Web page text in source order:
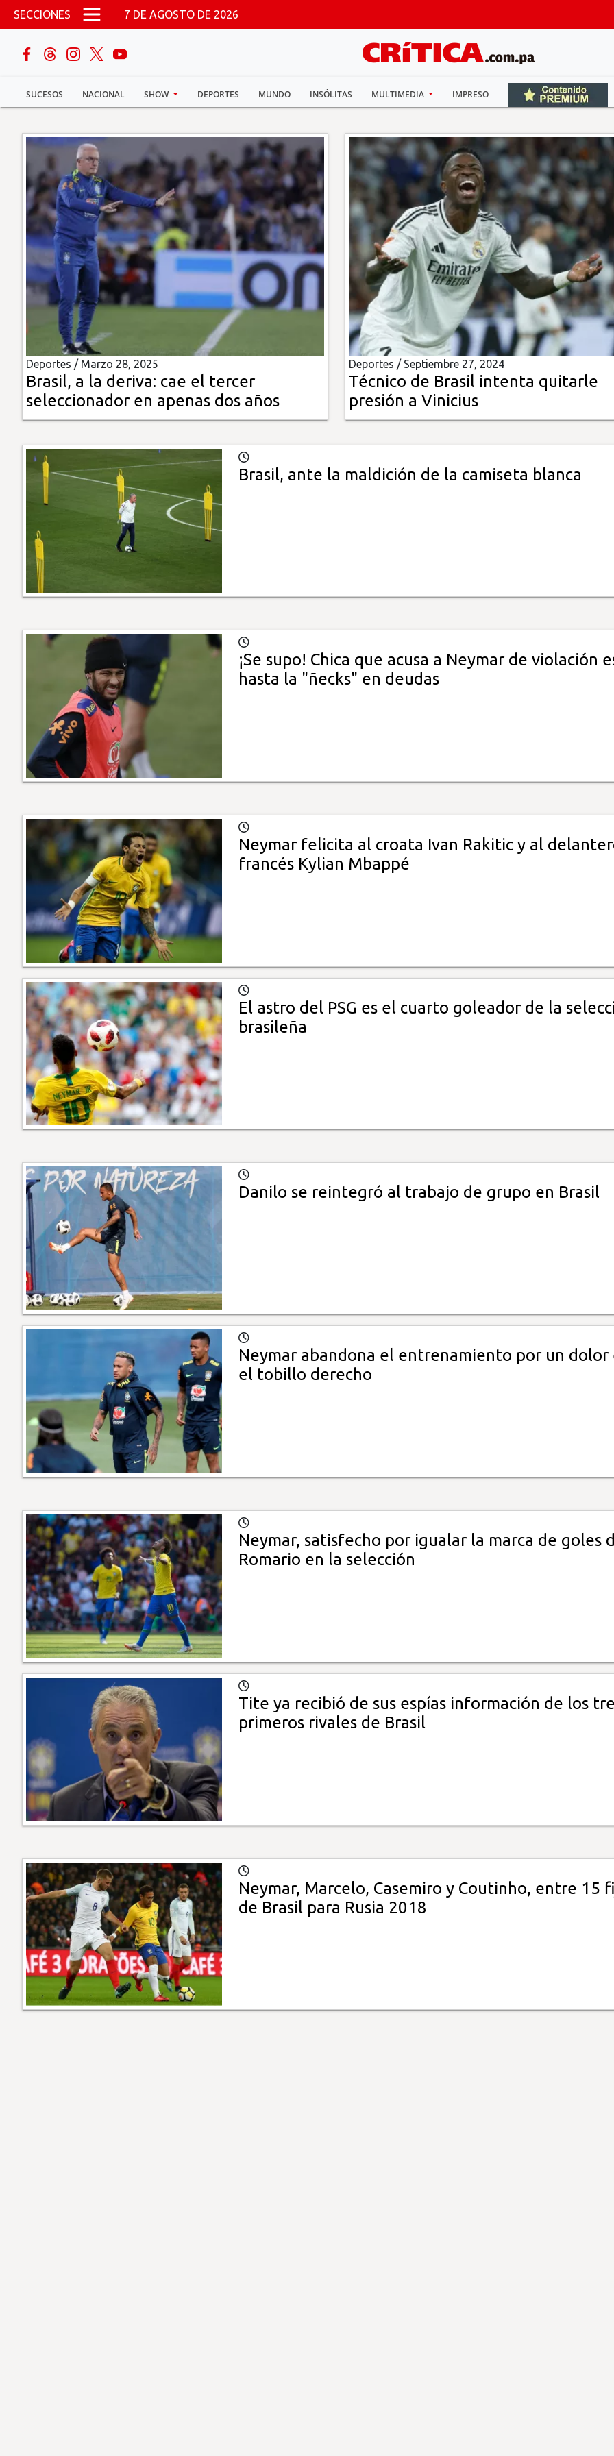
Pasar al contenido principal
SECCIONES 7 DE AGOSTO DE 2026
SUCESOS NACIONAL SHOW DEPORTES MUNDO INSÓLITAS MULTIMEDIA IMPRESO
buscar
Sucesos
Nacional
Política
Show
Deportes
Mundo
Insólitas
Multimedia
Impreso
Deportes / Marzo 28, 2025
Brasil, a la deriva: cae el tercer
seleccionador en apenas dos años
Deportes / Septiembre 27, 2024
Técnico de Brasil intenta quitarle
presión a Vinicius
Brasil, ante la maldición de la camiseta blanca
¡Se supo! Chica que acusa a Neymar de violación
hasta la "ñecks" en deudas
Neymar felicita al croata Ivan Rakitic y al
francés Kylian Mbappé
El astro del PSG es el cuarto goleador de la
brasileña
Danilo se reintegró al trabajo de grupo en Brasil
Neymar abandona el entrenamiento por un dolor
el tobillo derecho
Neymar, satisfecho por igualar la marca de goles
Romario en la selección
Tite ya recibió de sus espías información de los
primeros rivales de Brasil
Neymar, Marcelo, Casemiro y Coutinho, entre 15
de Brasil para Rusia 2018